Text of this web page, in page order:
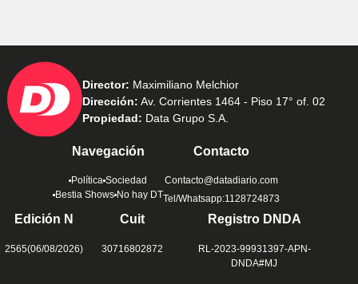
Director: Maximiliano Melchior
Dirección: Av. Corrientes 1464 - Piso 17° of. 02
Propiedad: Data Grupo S.A.
Navegación
Política Sociedad
Bestia Shows No hay DT
Contacto
Contacto@datadiario.com
Tel/Whatsapp:1128724873
Edición N
2565(06/08/2026)
Cuit
30716802872
Registro DNDA
RL-2023-99931397-APN-
DNDA#MJ